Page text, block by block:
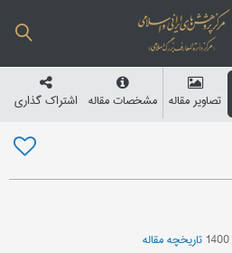
تصاویر مقاله مشخصات مقاله اشتراک گذاری
تاریخچه مقاله